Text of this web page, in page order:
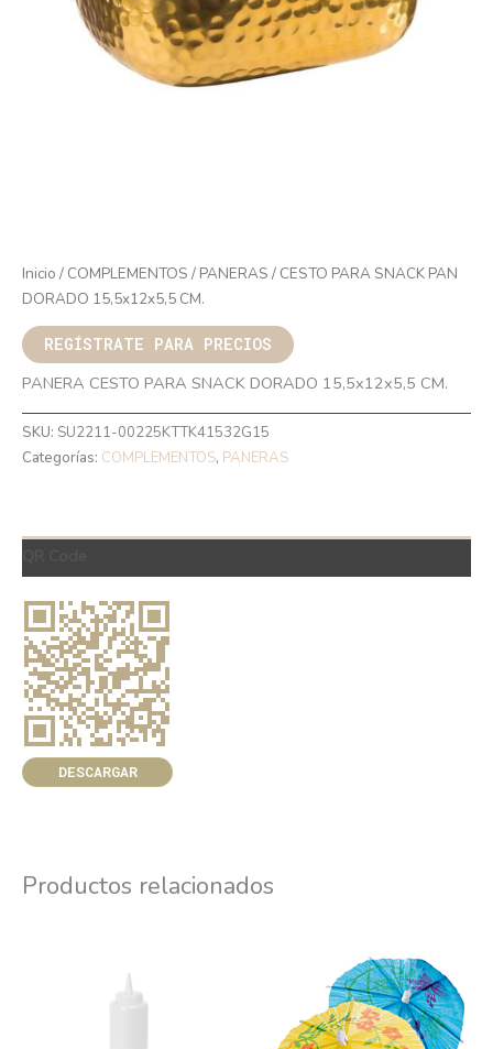
Inicio / COMPLEMENTOS / PANERAS / CESTO PARA SNACK PAN
DORADO 15,5x12x5,5 CM.
REGÍSTRATE PARA PRECIOS
PANERA CESTO PARA SNACK DORADO 15,5x12x5,5 CM.
SKU: SU2211-00225KTTK41532G15
Categorías: COMPLEMENTOS, PANERAS
DESCARGAR
Productos relacionados